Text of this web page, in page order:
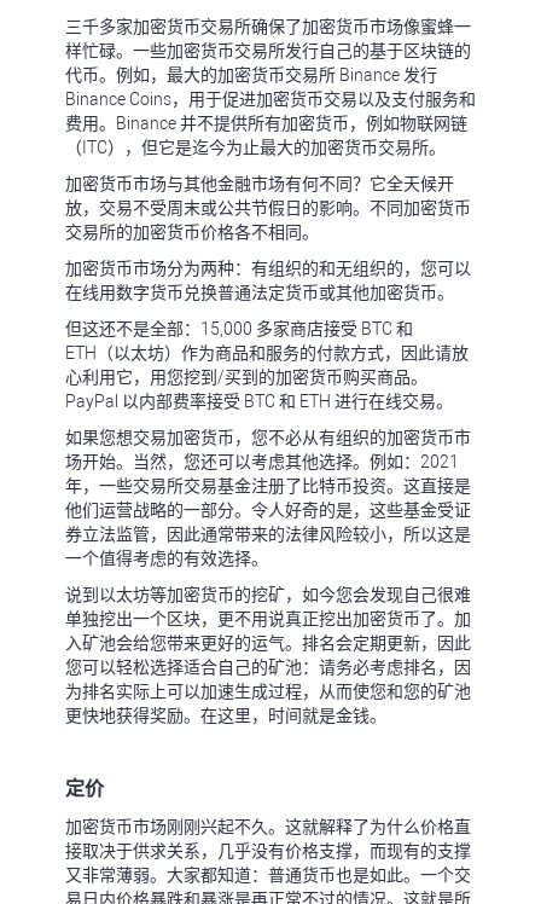
三千多家加密货币交易所确保了加密货币市场像蜜蜂一
样忙碌。一些加密货币交易所发行自己的基于区块链的
代币。例如，最大的加密货币交易所 Binance 发行
Binance Coins，用于促进加密货币交易以及支付服务和
费用。Binance 并不提供所有加密货币，例如物联网链
（ITC），但它是迄今为止最大的加密货币交易所。
加密货币市场与其他金融市场有何不同？它全天候开
放，交易不受周末或公共节假日的影响。不同加密货币
交易所的加密货币价格各不相同。
加密货币市场分为两种：有组织的和无组织的，您可以
在线用数字货币兑换普通法定货币或其他加密货币。
但这还不是全部：15,000 多家商店接受 BTC 和
ETH（以太坊）作为商品和服务的付款方式，因此请放
心利用它，用您挖到/买到的加密货币购买商品。
PayPal 以内部费率接受 BTC 和 ETH 进行在线交易。
如果您想交易加密货币，您不必从有组织的加密货币市
场开始。当然，您还可以考虑其他选择。例如：2021
年，一些交易所交易基金注册了比特币投资。这直接是
他们运营战略的一部分。令人好奇的是，这些基金受证
券立法监管，因此通常带来的法律风险较小，所以这是
一个值得考虑的有效选择。
说到以太坊等加密货币的挖矿，如今您会发现自己很难
单独挖出一个区块，更不用说真正挖出加密货币了。加
入矿池会给您带来更好的运气。排名会定期更新，因此
您可以轻松选择适合自己的矿池：请务必考虑排名，因
为排名实际上可以加速生成过程，从而使您和您的矿池
更快地获得奖励。在这里，时间就是金钱。
定价
加密货币市场刚刚兴起不久。这就解释了为什么价格直
接取决于供求关系，几乎没有价格支撑，而现有的支撑
又非常薄弱。大家都知道：普通货币也是如此。一个交
易日内价格暴跌和暴涨是再正常不过的情况。这就是所